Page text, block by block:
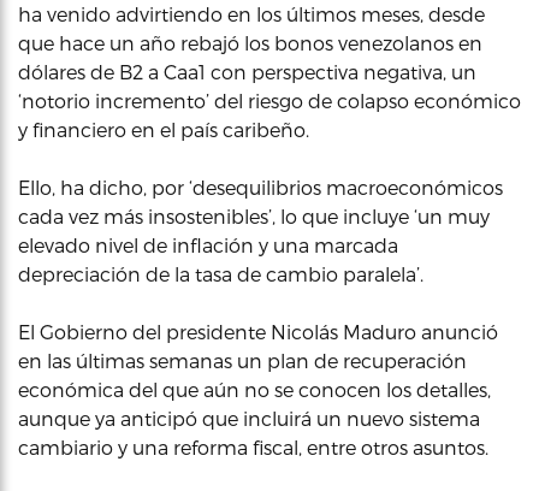
ha venido advirtiendo en los últimos meses, desde
que hace un año rebajó los bonos venezolanos en
dólares de B2 a Caa1 con perspectiva negativa, un
‘notorio incremento’ del riesgo de colapso económico
y financiero en el país caribeño.
Ello, ha dicho, por ‘desequilibrios macroeconómicos
cada vez más insostenibles’, lo que incluye ‘un muy
elevado nivel de inflación y una marcada
depreciación de la tasa de cambio paralela’.
El Gobierno del presidente Nicolás Maduro anunció
en las últimas semanas un plan de recuperación
económica del que aún no se conocen los detalles,
aunque ya anticipó que incluirá un nuevo sistema
cambiario y una reforma fiscal, entre otros asuntos.